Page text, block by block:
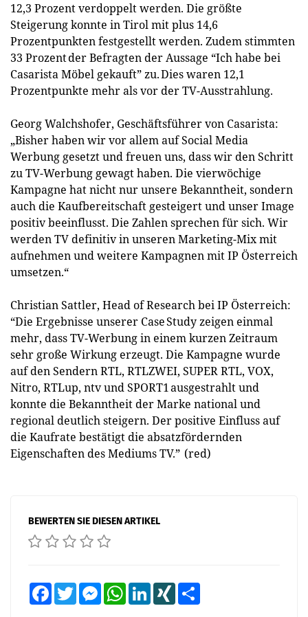
12,3 Prozent verdoppelt werden. Die größte
Steigerung konnte in Tirol mit plus 14,6
Prozentpunkten festgestellt werden. Zudem stimmten
33 Prozent der Befragten der Aussage “Ich habe bei
Casarista Möbel gekauft” zu. Dies waren 12,1
Prozentpunkte mehr als vor der TV-Ausstrahlung.
Georg Walchshofer, Geschäftsführer von Casarista:
„Bisher haben wir vor allem auf Social Media
Werbung gesetzt und freuen uns, dass wir den Schritt
zu TV-Werbung gewagt haben. Die vierwöchige
Kampagne hat nicht nur unsere Bekanntheit, sondern
auch die Kaufbereitschaft gesteigert und unser Image
positiv beeinflusst. Die Zahlen sprechen für sich. Wir
werden TV definitiv in unseren Marketing-Mix mit
aufnehmen und weitere Kampagnen mit IP Österreich
umsetzen.“
Christian Sattler, Head of Research bei IP Österreich:
“Die Ergebnisse unserer Case Study zeigen einmal
mehr, dass TV-Werbung in einem kurzen Zeitraum
sehr große Wirkung erzeugt. Die Kampagne wurde
auf den Sendern RTL, RTLZWEI, SUPER RTL, VOX,
Nitro, RTLup, ntv und SPORT1 ausgestrahlt und
konnte die Bekanntheit der Marke national und
regional deutlich steigern. Der positive Einfluss auf
die Kaufrate bestätigt die absatzfördernden
Eigenschaften des Mediums TV.” (red)
BEWERTEN SIE DIESEN ARTIKEL
FacebookTwitter MessengerWhatsAppLinkedInXING